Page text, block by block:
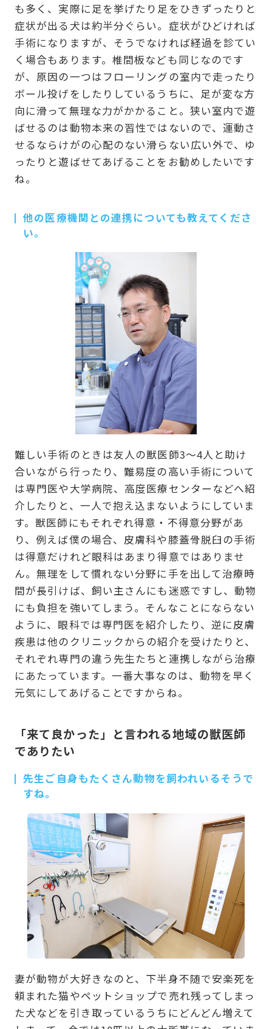
も多く、実際に足を挙げたり足をひきずったりと
症状が出る犬は約半分ぐらい。症状がひどければ
手術になりますが、そうでなければ経過を診てい
く場合もあります。椎間板なども同じなのです
が、原因の一つはフローリングの室内で走ったり
ボール投げをしたりしているうちに、足が変な方
向に滑って無理な力がかかること。狭い室内で遊
ばせるのは動物本来の習性ではないので、運動さ
せるならけがの心配のない滑らない広い外で、ゆ
ったりと遊ばせてあげることをお勧めしたいです
ね。
他の医療機関との連携についても教えてくださ
い。
難しい手術のときは友人の獣医師3～4人と助け
合いながら行ったり、難易度の高い手術について
は専門医や大学病院、高度医療センターなどへ紹
介したりと、一人で抱え込まないようにしていま
す。獣医師にもそれぞれ得意・不得意分野があ
り、例えば僕の場合、皮膚科や膝蓋骨脱臼の手術
は得意だけれど眼科はあまり得意ではありませ
ん。無理をして慣れない分野に手を出して治療時
間が長引けば、飼い主さんにも迷惑ですし、動物
にも負担を強いてしまう。そんなことにならない
ように、眼科では専門医を紹介したり、逆に皮膚
疾患は他のクリニックからの紹介を受けたりと、
それぞれ専門の違う先生たちと連携しながら治療
にあたっています。一番大事なのは、動物を早く
元気にしてあげることですからね。
「来て良かった」と言われる地域の獣医師
でありたい
先生ご自身もたくさん動物を飼われいるそうで
すね。
妻が動物が大好きなのと、下半身不随で安楽死を
頼まれた猫やペットショップで売れ残ってしまっ
た犬などを引き取っているうちにどんどん増えて